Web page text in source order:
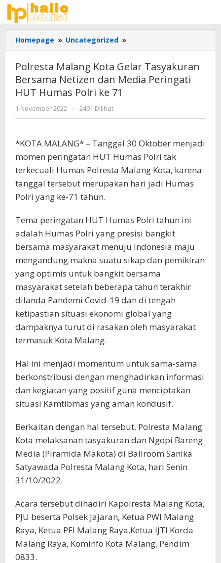
Lewati
konten
Homepage » Uncategorized »
Malang
Gelar
Tasyakuran
Media
HUT
Humas
ke
71
Polresta Malang Kota Gelar Tasyakuran
Bersama Netizen dan Media Peringati
HUT Humas Polri ke 71
1 November 2022
oleh
Adhis
- 2491 Dilihat
*KOTA MALANG* – Tanggal 30 Oktober menjadi
momen peringatan HUT Humas Polri tak
terkecuali Humas Polresta Malang Kota, karena
tanggal tersebut merupakan hari jadi Humas
Polri yang ke-71 tahun.
Tema peringatan HUT Humas Polri tahun ini
adalah Humas Polri yang presisi bangkit
bersama masyarakat menuju Indonesia maju
mengandung makna suatu sikap dan pemikiran
yang optimis untuk bangkit bersama
masyarakat setelah beberapa tahun terakhir
dilanda Pandemi Covid-19 dan di tengah
ketipastian situasi ekonomi global yang
dampaknya turut di rasakan oleh masyarakat
termasuk Kota Malang.
Hal ini menjadi momentum untuk sama-sama
berkonstribusi dengan menghadirkan informasi
dan kegiatan yang positif guna menciptakan
situasi Kamtibmas yang aman kondusif.
Berkaitan dengan hal tersebut, Polresta Malang
Kota melaksanan tasyakuran dan Ngopi Bareng
Media (Piramida Makota) di Ballroom Sanika
Satyawada Polresta Malang Kota, hari Senin
31/10/2022.
Acara tersebut dihadiri Kapolresta Malang Kota,
PJU beserta Polsek Jajaran, Ketua PWI Malang
Raya, Ketua PFI Malang Raya,Ketua IJTI Korda
Malang Raya, Kominfo Kota Malang, Pendim
0833.